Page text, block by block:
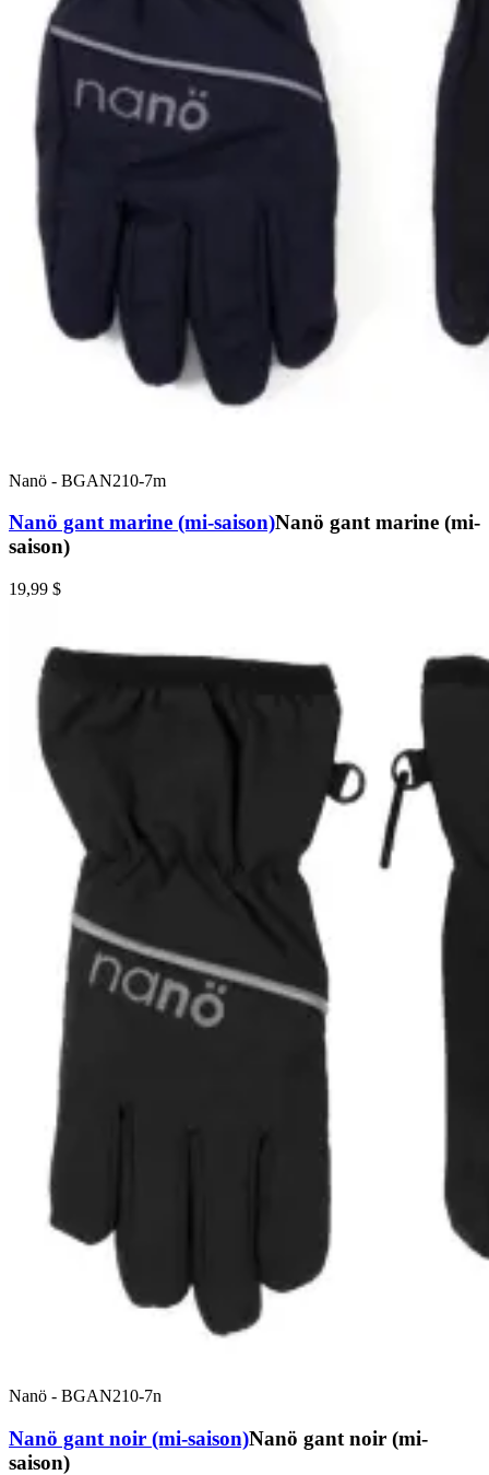
Nanö - BGAN210-7m
Nanö gant marine (mi-saison)Nanö gant marine (mi-
saison)
19,99 $
Nanö - BGAN210-7n
Nanö gant noir (mi-saison)Nanö gant noir (mi-
saison)